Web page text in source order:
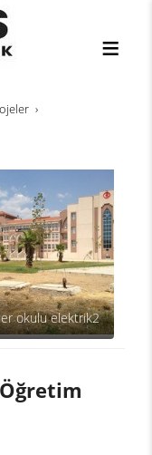
okulu elektrik2